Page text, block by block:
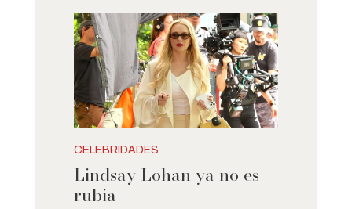
CELEBRIDADES
Lindsay Lohan ya no es
rubia